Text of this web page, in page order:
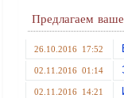
Предлагаем
26.10.2016 17:52
02.11.2016 01:14
02.11.2016 14:21